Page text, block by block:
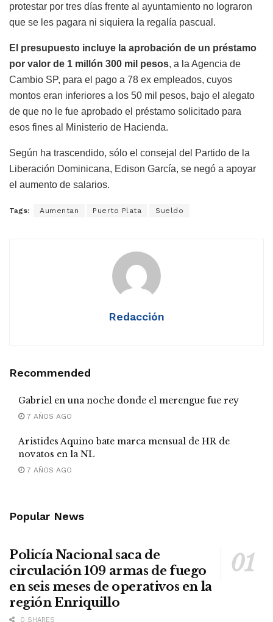
protestar por tres días frente al ayuntamiento no lograron
que se les pagara ni siquiera la regalía pascual.
El presupuesto incluye la aprobación de un préstamo
por valor de 1 millón 300 mil pesos, a la Agencia de
Cambio SP, para el pago a 78 ex empleados, cuyos
montos eran inferiores a los 50 mil pesos, bajo el alegato
de que no le fue aprobado el préstamo solicitado para
esos fines al Ministerio de Hacienda.
Según ha trascendido, sólo el consejal del Partido de la
Liberación Dominicana, Edison García, se negó a apoyar
el aumento de salarios.
Tags: Aumentan Puerto Plata Sueldo
Redacción
Recommended
Gabriel en una noche donde el merengue fue rey
7 AÑOS AGO
Aristides Aquino bate marca mensual de HR de
novatos en la NL
7 AÑOS AGO
Popular News
Policía Nacional saca de
circulación 109 armas de fuego
en seis meses de operativos en la
región Enriquillo
0 SHARES